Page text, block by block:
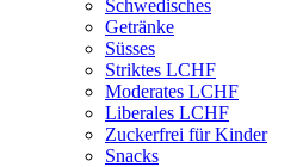
Schwedisches
Getränke
Süsses
Striktes LCHF
Moderates LCHF
Liberales LCHF
Zuckerfrei für Kinder
Snacks